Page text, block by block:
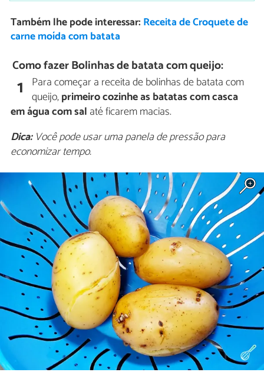
Também lhe pode interessar: Receita de Croquete de
carne moída com batata
Como fazer Bolinhas de batata com queijo:
1 Para começar a receita de bolinhas de batata com
queijo,primeiro cozinhe as batatas com casca
em água com sal até ficarem macias.
Dica:Você pode usar uma panela de pressão para
economizar tempo.